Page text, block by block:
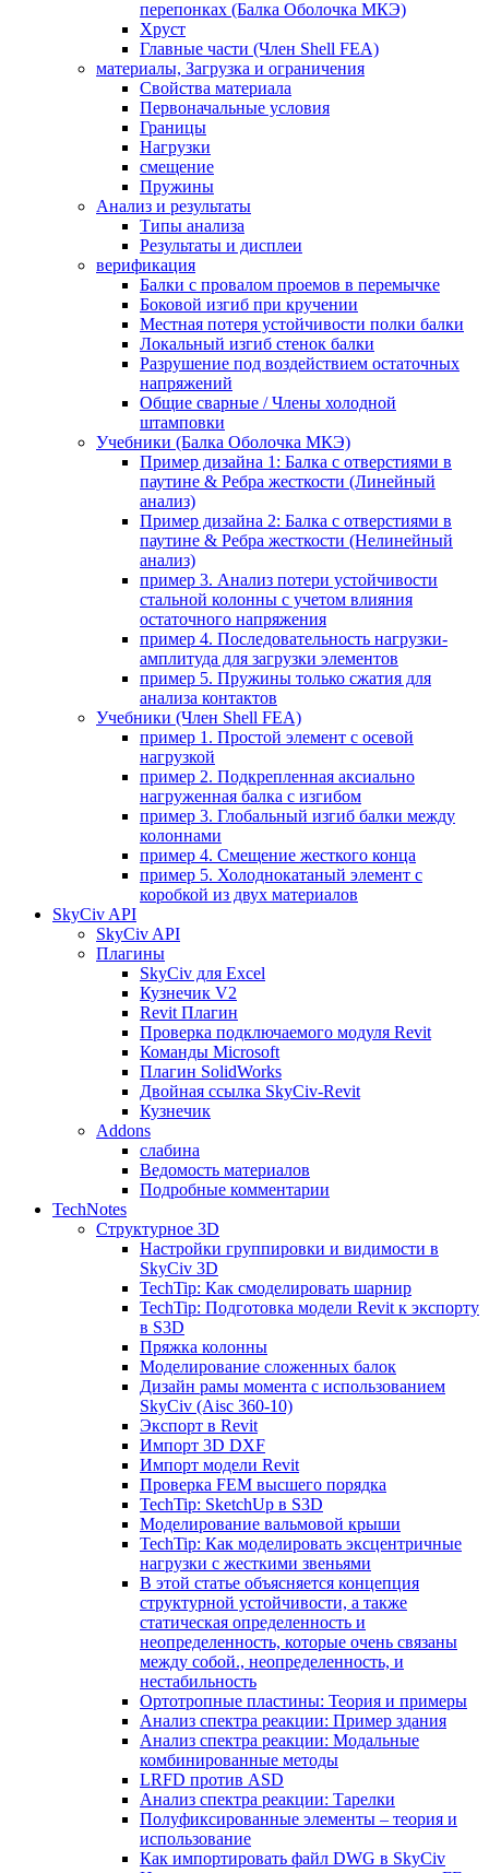
перепонках (Балка Оболочка МКЭ)
Хруст
Главные части (Член Shell FEA)
материалы, Загрузка и ограничения
Свойства материала
Первоначальные условия
Границы
Нагрузки
смещение
Пружины
Анализ и результаты
Типы анализа
Результаты и дисплеи
верификация
Балки с провалом проемов в перемычке
Боковой изгиб при кручении
Местная потеря устойчивости полки балки
Локальный изгиб стенок балки
Разрушение под воздействием остаточных
напряжений
Общие сварные / Члены холодной
штамповки
Учебники (Балка Оболочка МКЭ)
Пример дизайна 1: Балка с отверстиями в
паутине & Ребра жесткости (Линейный
анализ)
Пример дизайна 2: Балка с отверстиями в
паутине & Ребра жесткости (Нелинейный
анализ)
пример 3. Анализ потери устойчивости
стальной колонны с учетом влияния
остаточного напряжения
пример 4. Последовательность нагрузки-
амплитуда для загрузки элементов
пример 5. Пружины только сжатия для
анализа контактов
Учебники (Член Shell FEA)
пример 1. Простой элемент с осевой
нагрузкой
пример 2. Подкрепленная аксиально
нагруженная балка с изгибом
пример 3. Глобальный изгиб балки между
колоннами
пример 4. Смещение жесткого конца
пример 5. Холоднокатаный элемент с
коробкой из двух материалов
SkyCiv API
SkyCiv API
Плагины
SkyCiv для Excel
Кузнечик V2
Revit Плагин
Проверка подключаемого модуля Revit
Команды Microsoft
Плагин SolidWorks
Двойная ссылка SkyCiv-Revit
Кузнечик
Addons
слабина
Ведомость материалов
Подробные комментарии
TechNotes
Структурное 3D
Настройки группировки и видимости в
SkyCiv 3D
TechTip: Как смоделировать шарнир
TechTip: Подготовка модели Revit к экспорту
в S3D
Пряжка колонны
Моделирование сложенных балок
Дизайн рамы момента с использованием
SkyCiv (Aisc 360-10)
Экспорт в Revit
Импорт 3D DXF
Импорт модели Revit
Проверка FEM высшего порядка
TechTip: SketchUp в S3D
Моделирование вальмовой крыши
TechTip: Как моделировать эксцентричные
нагрузки с жесткими звеньями
В этой статье объясняется концепция
структурной устойчивости, а также
статическая определенность и
неопределенность, которые очень связаны
между собой., неопределенность, и
нестабильность
Ортотропные пластины: Теория и примеры
Анализ спектра реакции: Пример здания
Анализ спектра реакции: Модальные
комбинированные методы
LRFD против ASD
Анализ спектра реакции: Тарелки
Полуфиксированные элементы – теория и
использование
Как импортировать файл DWG в SkyCiv